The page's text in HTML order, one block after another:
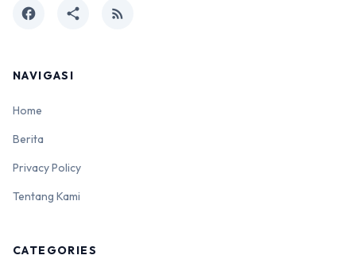
facebook share rss_feed
NAVIGASI
Home
Berita
Privacy Policy
Tentang Kami
CATEGORIES